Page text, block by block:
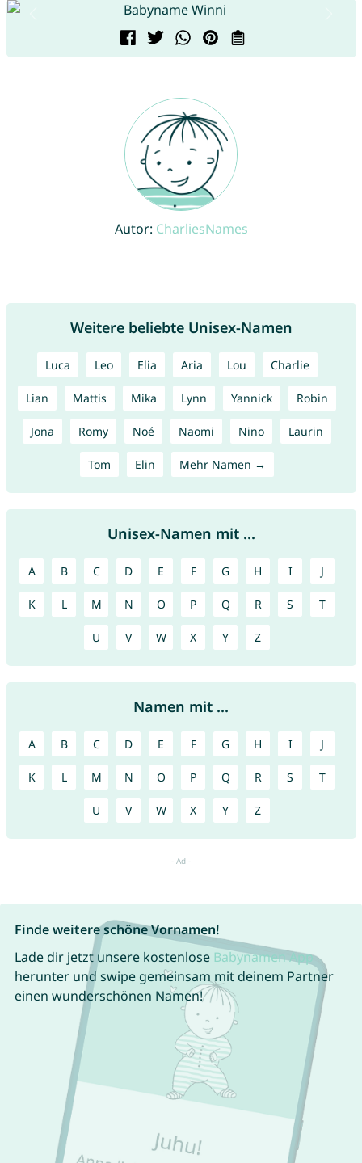
Autor: CharliesNames
Weitere beliebte Unisex-Namen
Luca Leo Elia Aria Lou Charlie
Lian Mattis Mika Lynn Yannick Robin
Jona Romy Noé Naomi Nino Laurin
Tom Elin Mehr Namen →
Unisex-Namen mit ...
A B C D E F G H I J
K L M N O P Q R S T
U V W X Y Z
Namen mit ...
A B C D E F G H I J
K L M N O P Q R S T
U V W X Y Z
Finde weitere schöne Vornamen!
Lade dir jetzt unsere kostenlose Babynamen App
herunter und swipe gemeinsam mit deinem Partner
einen wunderschönen Namen!